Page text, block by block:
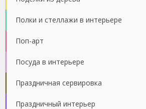
Полки и стеллажи в интерьере
Поп-арт
Посуда в интерьере
Праздничная сервировка
Праздничный интерьер